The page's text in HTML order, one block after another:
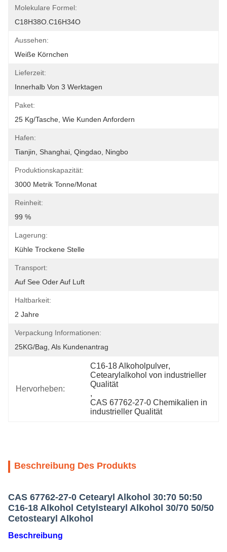
Molekulare Formel:
C18H38O.C16H34O
Aussehen:
Weiße Körnchen
Lieferzeit:
Innerhalb Von 3 Werktagen
Paket:
25 Kg/Tasche, Wie Kunden Anfordern
Hafen:
Tianjin, Shanghai, Qingdao, Ningbo
Produktionskapazität:
3000 Metrik Tonne/Monat
Reinheit:
99 %
Lagerung:
Kühle Trockene Stelle
Transport:
Auf See Oder Auf Luft
Haltbarkeit:
2 Jahre
Verpackung Informationen:
25KG/bag, Als Kundenantrag
Hervorheben:
C16-18 Alkoholpulver,
Cetearylalkohol von industrieller
Qualität
,
CAS 67762-27-0 Chemikalien in
industrieller Qualität
Beschreibung Des Produkts
CAS 67762-27-0 Cetearyl Alkohol 30:70 50:50
C16-18 Alkohol Cetylstearyl Alkohol 30/70 50/50
Cetostearyl Alkohol
Beschreibung